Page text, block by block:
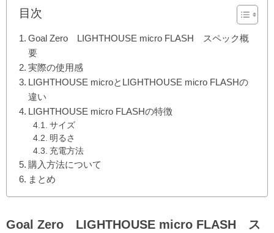
目次
Goal Zero LIGHTHOUSE micro FLASH スペック概
要
実際の使用感
LIGHTHOUSE microとLIGHTHOUSE micro FLASHの
違い
LIGHTHOUSE micro FLASHの特徴
サイズ
明るさ
充電方法
購入方法について
まとめ
Goal Zero LIGHTHOUSE micro FLASH ス